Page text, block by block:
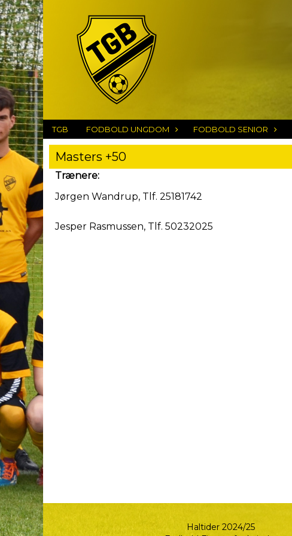
TGB FODBOLD UNGDOM FODBOLD SENIOR
Masters +50
Trænere:
Jørgen Wandrup, Tlf. 25181742
Jesper Rasmussen, Tlf. 50232025
Haltider 2024/25